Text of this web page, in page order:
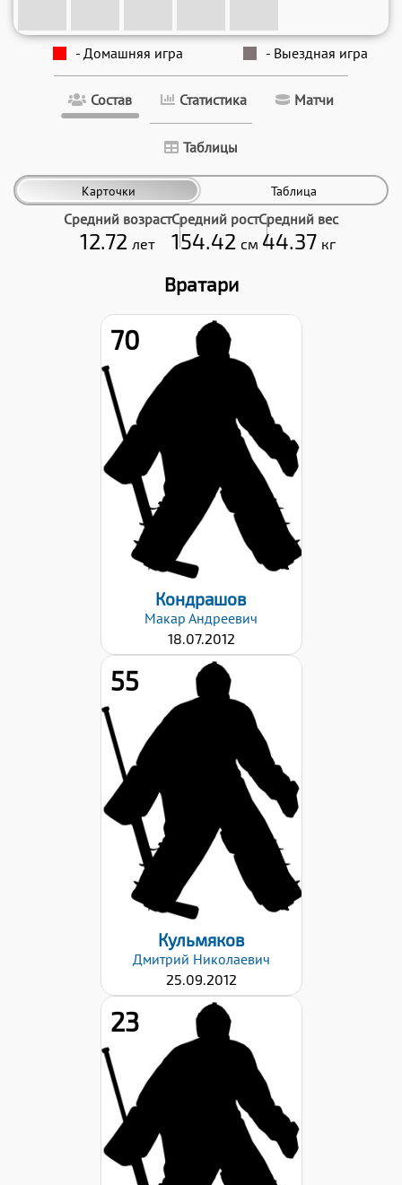
Состав Статистика Матчи
Таблицы
Карточки Таблица
Вратари
70
Хват клюшки:
Левый
Дата заявки:
15.11.2024
Кондрашов
Макар Андреевич
18.07.2012
55
Хват клюшки:
Левый
Дата заявки:
06.09.2024
Кульмяков
Дмитрий Николаевич
25.09.2012
23
Хват клюшки:
Левый
Средний возраст
12.72 лет
Средний рост
154.42 см
Средний вес
44.37 кг
- Домашняя игра - Выездная игра